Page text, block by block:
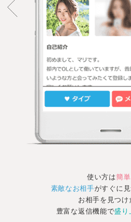
使い方は簡単
素敵なお相手がすぐに
お相手を見つけ
豊富な返信機能で盛り